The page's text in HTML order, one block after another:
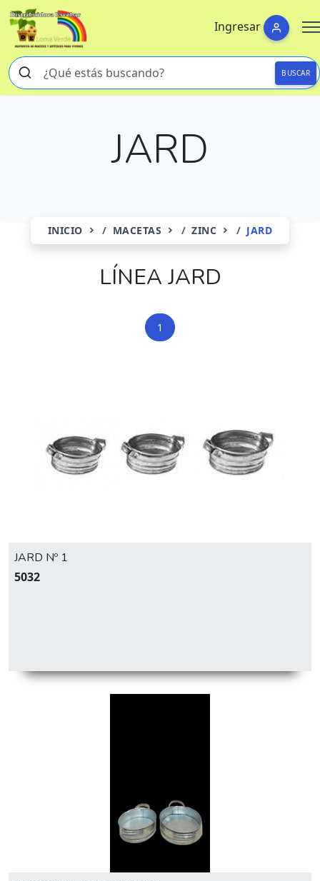
Ingresar
BUSCAR
JARD
INICIO MACETAS ZINC JARD
LÍNEA JARD
1
JARD Nº 1
5032